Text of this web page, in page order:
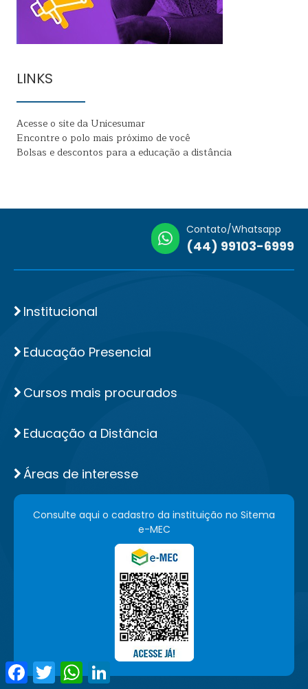
LINKS
Acesse o site da Unicesumar
Encontre o polo mais próximo de você
Bolsas e descontos para a educação a distância
Contato/Whatsapp
(44) 99103-6999
Institucional
Educação Presencial
Cursos mais procurados
Educação a Distância
Áreas de interesse
Consulte aqui o cadastro da instituição no Sitema
e-MEC
FacebookTwitter WhatsAppLinkedIn